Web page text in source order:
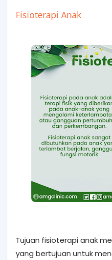
Fisioterapi Anak
Tujuan fisioterapi anak
yang bertujuan untuk